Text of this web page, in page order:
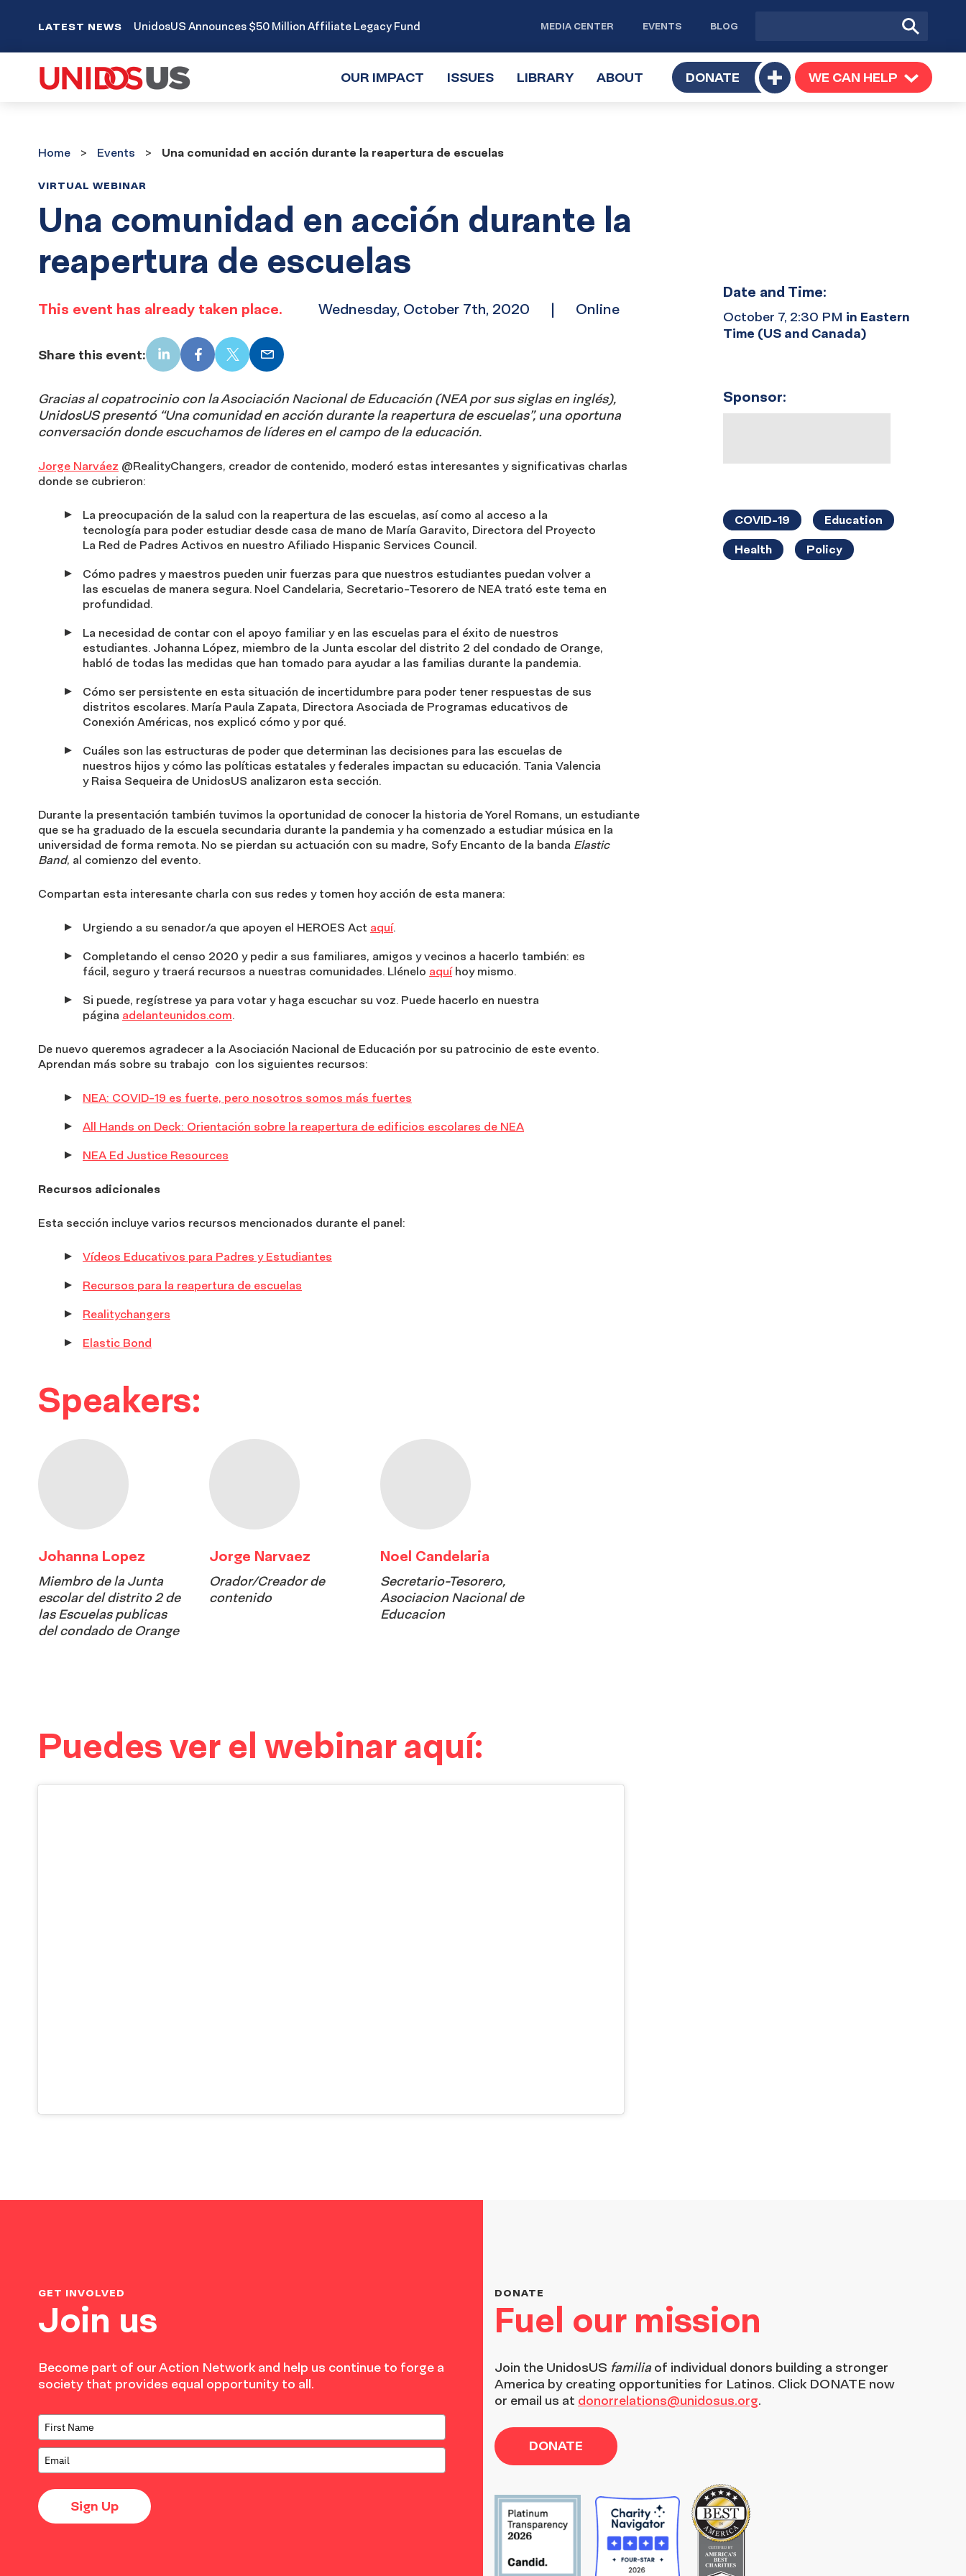
LATEST NEWS UnidosUS Announces $50 Million Affiliate Legacy Fund MEDIA CENTER EVENTS BLOG
Submit
Search
OUR IMPACT TOGGLE
ISSUESTOGGLE
LIBRARYTOGGLE
ABOUT TOGGLE
SUBMENU
DONATE
Toggle
submenu
WE CAN HELP TOGGLE
SUBMENU
Home Events Una comunidad en acción durante la reapertura de escuelas
Una comunidad en acción durante la
reapertura de escuelas
VIRTUAL WEBINAR
This event has already taken place. Wednesday, October 7th, 2020 | Online
Share this event: LinkedInFacebook
X Email
Gracias al copatrocinio con la Asociación Nacional de Educación (NEA por sus siglas en inglés),
UnidosUS presentó “Una comunidad en acción durante la reapertura de escuelas”, una oportuna
conversación donde escuchamos de líderes en el campo de la educación.
Jorge Narváez @RealityChangers, creador de contenido, moderó estas interesantes y significativas charlas
donde se cubrieron:
La preocupación de la salud con la reapertura de las escuelas, así como al acceso a la
tecnología para poder estudiar desde casa de mano de María Garavito, Directora del Proyecto
La Red de Padres Activos en nuestro Afiliado Hispanic Services Council.
Cómo padres y maestros pueden unir fuerzas para que nuestros estudiantes puedan volver a
las escuelas de manera segura. Noel Candelaria, Secretario-Tesorero de NEA trató este tema en
profundidad.
La necesidad de contar con el apoyo familiar y en las escuelas para el éxito de nuestros
estudiantes. Johanna López, miembro de la Junta escolar del distrito 2 del condado de Orange,
habló de todas las medidas que han tomado para ayudar a las familias durante la pandemia.
Cómo ser persistente en esta situación de incertidumbre para poder tener respuestas de sus
distritos escolares. María Paula Zapata, Directora Asociada de Programas educativos de
Conexión Américas, nos explicó cómo y por qué.
Cuáles son las estructuras de poder que determinan las decisiones para las escuelas de
nuestros hijos y cómo las políticas estatales y federales impactan su educación. Tania Valencia
y Raisa Sequeira de UnidosUS analizaron esta sección.
Durante la presentación también tuvimos la oportunidad de conocer la historia de Yorel Romans, un estudiante
que se ha graduado de la escuela secundaria durante la pandemia y ha comenzado a estudiar música en la
universidad de forma remota. No se pierdan su actuación con su madre, Sofy Encanto de la banda Elastic
Band, al comienzo del evento.
Compartan esta interesante charla con sus redes y tomen hoy acción de esta manera:
Urgiendo a su senador/a que apoyen el HEROES Act aquí.
Completando el censo 2020 y pedir a sus familiares, amigos y vecinos a hacerlo también: es
fácil, seguro y traerá recursos a nuestras comunidades. Llénelo aquíhoy mismo.
Si puede, regístrese ya para votar y haga escuchar su voz. Puede hacerlo en nuestra
página adelanteunidos.com.
De nuevo queremos agradecer a la Asociación Nacional de Educación por su patrocinio de este evento.
Aprendan más sobre su trabajo con los siguientes recursos:
NEA: COVID-19 es fuerte, pero nosotros somos más fuertes
All Hands on Deck: Orientación sobre la reapertura de edificios escolares de NEA
NEA Ed Justice Resources
Recursos adicionales
Esta sección incluye varios recursos mencionados durante el panel:
Vídeos Educativos para Padres y Estudiantes
Recursos para la reapertura de escuelas
Realitychangers
Elastic Bond
Speakers:
Johanna Lopez
Miembro de la Junta
escolar del distrito 2 de
las Escuelas publicas
del condado de Orange
Jorge Narvaez
Orador/Creador de
contenido
Noel Candelaria
Secretario-Tesorero,
Asociacion Nacional de
Educacion
Date and Time:
October 7, 2:30 PM in Eastern
Time (US and Canada)
Sponsor:
COVID-19 Education
Health Policy
Puedes ver el webinar aquí:
Join us
GET INVOLVED
Become part of our Action Network and help us continue to forge a
society that provides equal opportunity to all.
Sign Up
Fuel our mission
DONATE
Join the UnidosUS familia of individual donors building a stronger
America by creating opportunities for Latinos. Click DONATE now
or email us at donorrelations@unidosus.org.
DONATE